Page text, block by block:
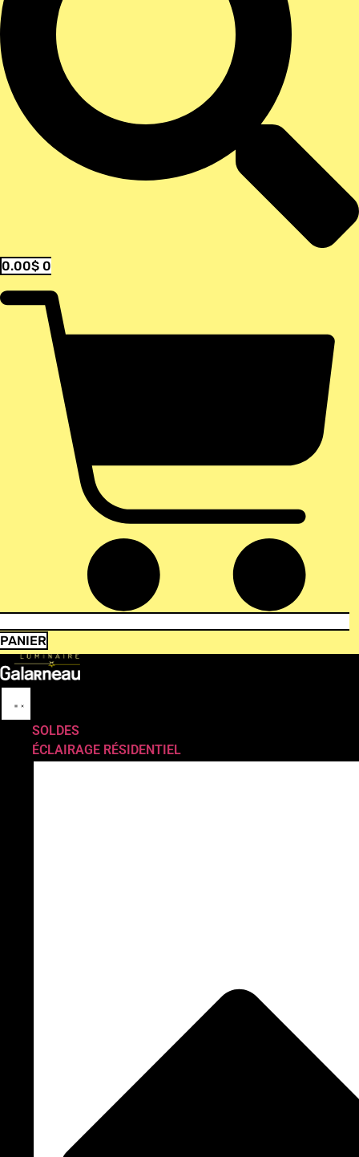
0.00$ 0
PANIER
SOLDES
ÉCLAIRAGE RÉSIDENTIEL